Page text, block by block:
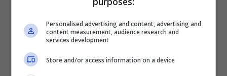
Le zona colpite sono in particolare quelle del
Friuli Venezia Giuliadove a Pordenone nei
comuni di Roveredo in Piano, San Quirino,
Personalised advertising and content, advertising and
content measurement, audience research and
services development
Store and/or access information on a device